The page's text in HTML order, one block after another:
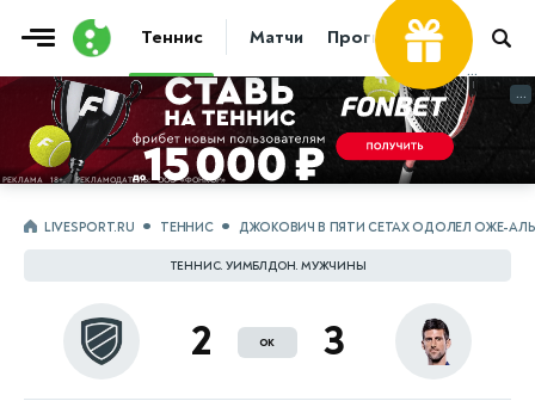
Теннис Матчи Прогнозы Новости
...
...
LIVESPORT.RU ТЕННИС ДЖОКОВИЧ В ПЯТИ СЕТАХ ОДОЛЕЛ ОЖЕ-
ТЕННИС. УИМБЛДОН. МУЖЧИНЫ
2 ок 3